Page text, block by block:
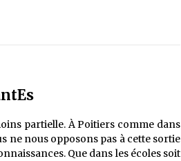
partielle. À Poitiers comme dans
ne nous opposons pas à cette sortie
Que dans les écoles soit